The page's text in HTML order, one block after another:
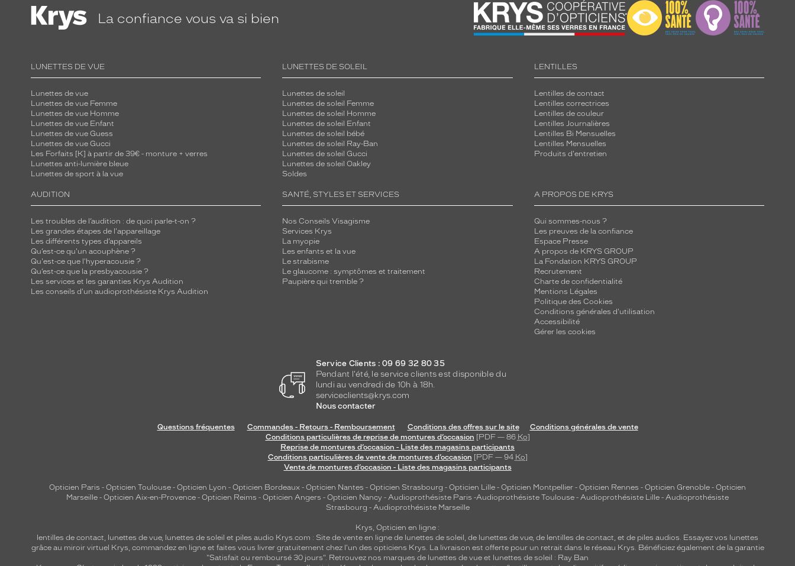
La confiance vous va si bien
LUNETTES DE VUE
Lunettes de vue
Lunettes de vue Femme
Lunettes de vue Homme
Lunettes de vue Enfant
Lunettes de vue Guess
Lunettes de vue Gucci
Les Forfaits [K] à partir de 39€ - monture + verres
Lunettes anti-lumière bleue
Lunettes de sport à la vue
LUNETTES DE SOLEIL
Lunettes de soleil
Lunettes de soleil Femme
Lunettes de soleil Homme
Lunettes de soleil Enfant
Lunettes de soleil bébé
Lunettes de soleil Ray-Ban
Lunettes de soleil Gucci
Lunettes de soleil Oakley
Soldes
LENTILLES
Lentilles de contact
Lentilles correctrices
Lentilles de couleur
Lentilles Journalières
Lentilles Bi Mensuelles
Lentilles Mensuelles
Produits d'entretien
AUDITION
Les troubles de l’audition : de quoi parle-t-on ?
Les grandes étapes de l'appareillage
Les différents types d’appareils
Qu’est-ce qu'un acouphène ?
Qu'est-ce que l'hyperacousie ?
Qu’est-ce que la presbyacousie ?
Les services et les garanties Krys Audition
Les conseils d'un audioprothésiste Krys Audition
SANTÉ, STYLES ET SERVICES
Nos Conseils Visagisme
Services Krys
La myopie
Les enfants et la vue
Le strabisme
Le glaucome : symptômes et traitement
Paupière qui tremble ?
A PROPOS DE KRYS
Qui sommes-nous ?
Les preuves de la confiance
Espace Presse
A propos de KRYS GROUP
La Fondation KRYS GROUP
Recrutement
Charte de confidentialité
Mentions Légales
Politique des Cookies
Conditions générales d'utilisation
Accessibilité
Gérer les cookies
Service Clients : 09 69 32 80 35
Pendant l'été, le service clients est disponible du
lundi au vendredi de 10h à 18h.
serviceclients@krys.com
Nous contacter
Questions fréquentes Commandes - Retours - Remboursement Conditions des offres sur le site
Conditions générales de vente
Conditions particulières de reprise de montures d’occasion [PDF — 86 Ko]
Reprise de montures d’occasion - Liste des magasins participants
Conditions particulières de vente de montures d’occasion [PDF — 94 Ko]
Vente de montures d’occasion - Liste des magasins participants
Opticien Paris - Opticien Toulouse - Opticien Lyon - Opticien Bordeaux - Opticien Nantes - Opticien Strasbourg - Opticien Lille - Opticien Montpellier - Opticien Rennes - Opticien Grenoble - Opticien
Marseille - Opticien Aix-en-Provence - Opticien Reims - Opticien Angers - Opticien Nancy - Audioprothésiste Paris -Audioprothésiste Toulouse - Audioprothésiste Lille - Audioprothésiste
Strasbourg - Audioprothésiste Marseille
Krys, Opticien en ligne :
lentilles de contact, lunettes de vue, lunettes de soleil et piles audio Krys.com : Site de vente en ligne de lunettes de soleil, de lunettes de vue, de lentilles de contact, et de piles audios. Essayez vos lunettes
grâce au miroir virtuel Krys, commandez en ligne et faites vous livrer gratuitement chez l'un des opticiens Krys. La livraison est offerte pour un retrait dans le réseau Krys. Bénéficiez également de la garantie
"Satisfait ou remboursé 30 jours". Retrouvez nos marques de lunettes de vue et lunettes de soleil : Ray Ban